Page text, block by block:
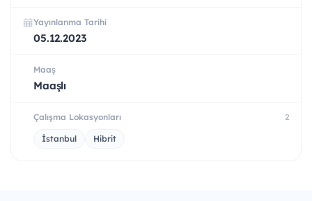
Yayınlanma Tarihi
05.12.2023
Maaş
Maaşlı
Çalışma Lokasyonları 2
İstanbul Hibrit